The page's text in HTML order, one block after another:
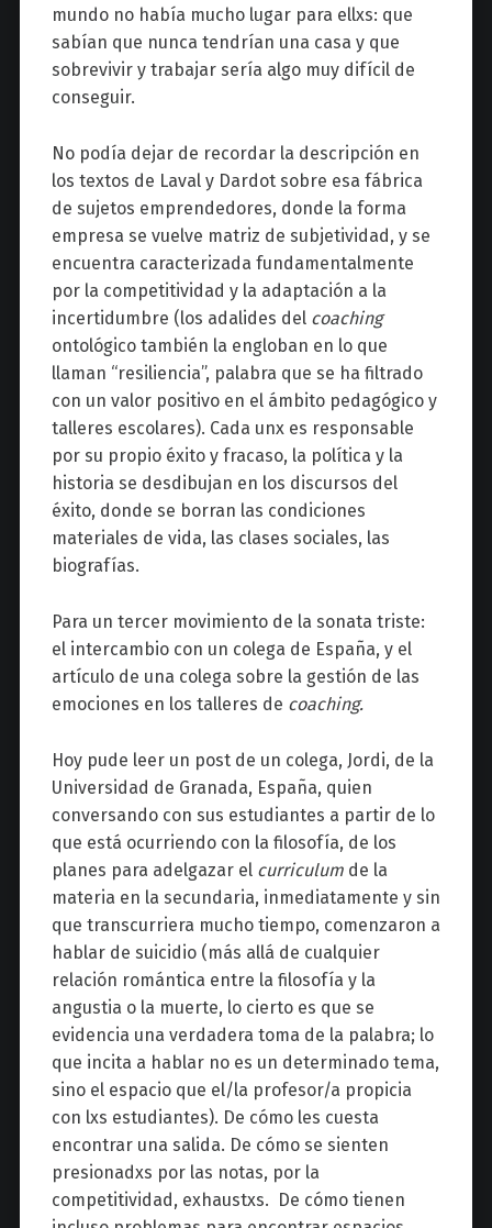
mundo no había mucho lugar para ellxs: que
sabían que nunca tendrían una casa y que
sobrevivir y trabajar sería algo muy difícil de
conseguir.
No podía dejar de recordar la descripción en
los textos de Laval y Dardot sobre esa fábrica
de sujetos emprendedores, donde la forma
empresa se vuelve matriz de subjetividad, y se
encuentra caracterizada fundamentalmente
por la competitividad y la adaptación a la
incertidumbre (los adalides del coaching
ontológico también la engloban en lo que
llaman “resiliencia”, palabra que se ha filtrado
con un valor positivo en el ámbito pedagógico y
talleres escolares). Cada unx es responsable
por su propio éxito y fracaso, la política y la
historia se desdibujan en los discursos del
éxito, donde se borran las condiciones
materiales de vida, las clases sociales, las
biografías.
Para un tercer movimiento de la sonata triste:
el intercambio con un colega de España, y el
artículo de una colega sobre la gestión de las
emociones en los talleres de coaching.
Hoy pude leer un post de un colega, Jordi, de la
Universidad de Granada, España, quien
conversando con sus estudiantes a partir de lo
que está ocurriendo con la filosofía, de los
planes para adelgazar el curriculum de la
materia en la secundaria, inmediatamente y sin
que transcurriera mucho tiempo, comenzaron a
hablar de suicidio (más allá de cualquier
relación romántica entre la filosofía y la
angustia o la muerte, lo cierto es que se
evidencia una verdadera toma de la palabra; lo
que incita a hablar no es un determinado tema,
sino el espacio que el/la profesor/a propicia
con lxs estudiantes). De cómo les cuesta
encontrar una salida. De cómo se sienten
presionadxs por las notas, por la
competitividad, exhaustxs. De cómo tienen